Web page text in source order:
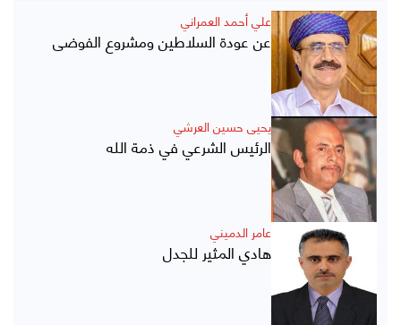
علي أحمد العمراني
عن عودة السلاطين ومشروع الفوضى
يحيى حسين العرشي
الرئيس الشرعي في ذمة الله
عامر الدميني
هادي المثير للجدل